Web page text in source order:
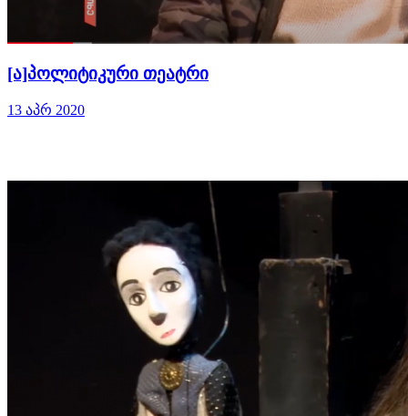
[ა]პოლიტიკური თეატრი
13 აპრ 2020